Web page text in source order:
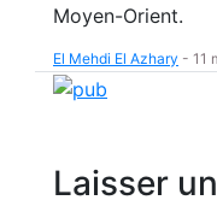
Moyen-Orient.
El Mehdi El Azhary - 11
Laisser